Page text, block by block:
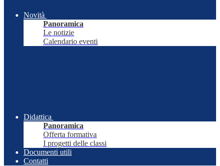
Novità
Panoramica
Le notizie
Calendario eventi
Didattica
Panoramica
Offerta formativa
I progetti delle classi
Documenti utili
Contatti